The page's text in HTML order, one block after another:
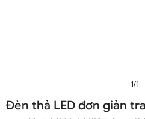
1/1
Đèn thả LED đơn giản